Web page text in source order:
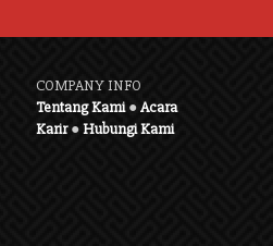
COMPANY INFO
Tentang Kami●Acara
Karir●Hubungi Kami